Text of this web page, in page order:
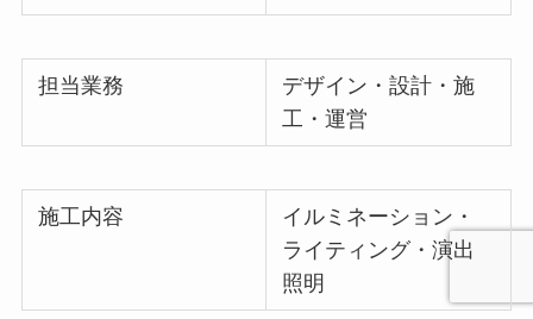
担当業務
デザイン・設計・施
工・運営
施工内容
イルミネーション・
ライティング・演出
照明